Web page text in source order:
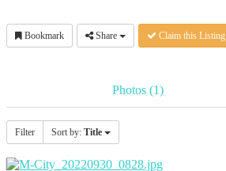
Bookmark Share Claim this Listing
Photos (1)
Filter Sort by: Title